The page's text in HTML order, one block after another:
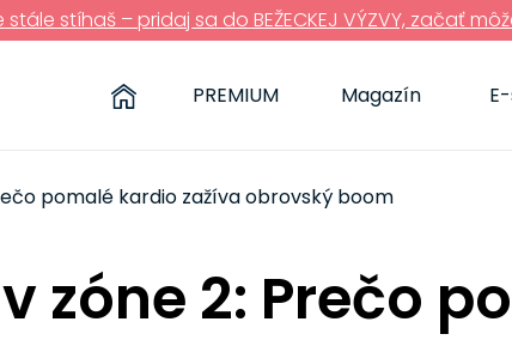
stále stíhaš – pridaj sa do BEŽECKEJ VÝZVY, začať
PREMIUM Magazín
pomalé kardio zažíva obrovský boom
zóne 2: Prečo